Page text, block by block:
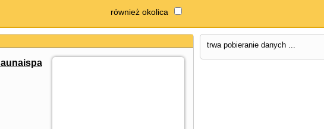
również okolica
trwa pobieranie danych ...